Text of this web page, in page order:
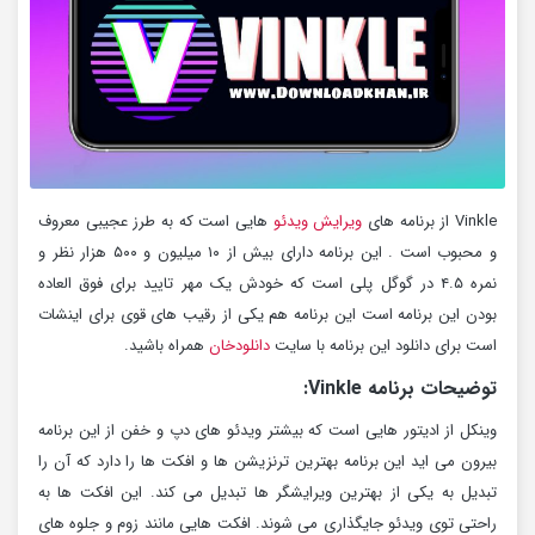
Vinkle از برنامه های ویرایش ویدئو هایی است که به طرز عجیبی معروف
و محبوب است . این برنامه دارای بیش از ۱۰ میلیون و ۵۰۰ هزار نظر و
نمره ۴.۵ در گوگل پلی است که خودش یک مهر تایید برای فوق العاده
بودن این برنامه است این برنامه هم یکی از رقیب های قوی برای اینشات
است برای دانلود این برنامه با سایتدانلودخان همراه باشید.
توضیحات برنامه Vinkle:
وینکل از ادیتور هایی است که بیشتر ویدئو های دپ و خفن از این برنامه
بیرون می اید این برنامه بهترین ترنزیشن ها و افکت ها را دارد که آن را
تبدیل به یکی از بهترین ویرایشگر ها تبدیل می کند. این افکت ها به
راحتی توی ویدئو جایگذاری می شوند. افکت هایی مانند زوم و جلوه های